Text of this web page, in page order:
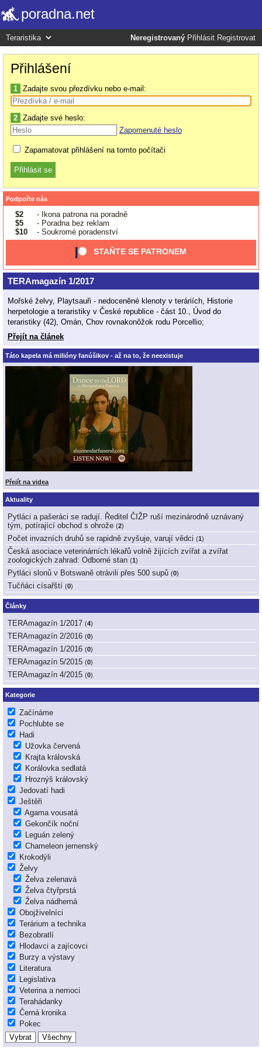
poradna.net
Neregistrovaný Přihlásit Registrovat
Přihlášení
1 Zadajte svou přezdívku nebo e-mail:
2 Zadajte své heslo:
Zapomenuté heslo
Zapamatovat přihlášení na tomto počítači
Podpořte nás
$2
- Ikona patrona na poradně
$5
- Poradna bez reklam
$10
- Soukromé poradenství
STAŇTE SE PATRONEM
TERAmagazín 1/2017
Mořské želvy, Playtsauři - nedoceněné klenoty v teráriích, Historie
herpetologie a teraristiky v České republice - část 10., Úvod do
teraristiky (42), Omán, Chov rovnakonôžok rodu Porcellio;
Přejít na článek
Táto kapela má milióny fanúšikov - až na to, že neexistuje
Přejít na videa
Aktuality
Pytláci a pašeráci se radují. Ředitel ČIŽP ruší mezinárodně uznávaný
tým, potírající obchod s ohrože (2)
Počet invazních druhů se rapidně zvyšuje, varují vědci (1)
Česká asociace veterinárních lékařů volně žijících zvířat a zvířat
zoologických zahrad: Odborné stan (1)
Pytláci slonů v Botswaně otrávili přes 500 supů (0)
Tučňáci císařští (0)
Články
TERAmagazín 1/2017 (4)
TERAmagazín 2/2016 (0)
TERAmagazín 1/2016 (0)
TERAmagazín 5/2015 (0)
TERAmagazín 4/2015 (0)
Kategorie
Začínáme
Pochlubte se
Hadi
Užovka červená
Krajta královská
Korálovka sedlatá
Hroznýš královský
Jedovatí hadi
Ještěři
Agama vousatá
Gekončík noční
Leguán zelený
Chameleon jemenský
Krokodýli
Želvy
Želva zelenavá
Želva čtyřprstá
Želva nádherná
Obojživelníci
Terárium a technika
Bezobratlí
Hlodavci a zajícovci
Burzy a výstavy
Literatura
Legislativa
Veterina a nemoci
Terahádanky
Černá kronika
Pokec